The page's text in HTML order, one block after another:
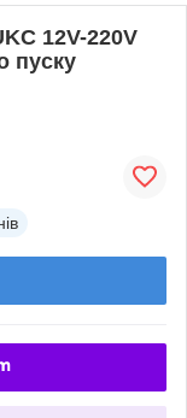
12V-220V
пуску